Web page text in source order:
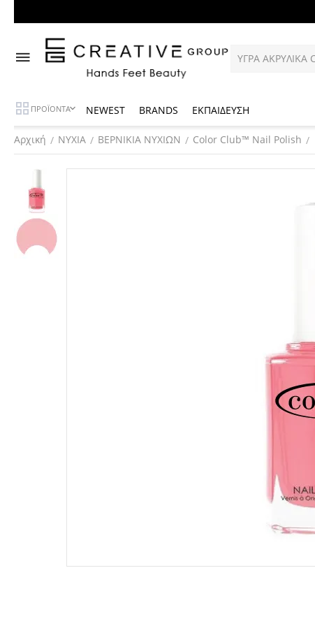
ΠΡΟΪΟΝΤΑ NEWEST BRANDS ΕΚΠΑΙΔΕΥΣΗ
Αρχική / ΝΥΧΙΑ / ΒΕΡΝΙΚΙΑ ΝΥΧΙΩΝ / Color Club™ Nail Polish /